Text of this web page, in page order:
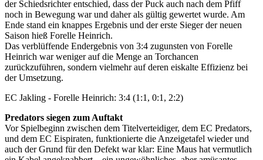
der Schiedsrichter entschied, dass der Puck auch nach dem Pfiff
noch in Bewegung war und daher als gültig gewertet wurde. Am
Ende stand ein knappes Ergebnis und der erste Sieger der neuen
Saison hieß Forelle Heinrich.
Das verblüffende Endergebnis von 3:4 zugunsten von Forelle
Heinrich war weniger auf die Menge an Torchancen
zurückzuführen, sondern vielmehr auf deren eiskalte Effizienz bei
der Umsetzung.
EC Jakling - Forelle Heinrich: 3:4 (1:1, 0:1, 2:2)
Predators siegen zum Auftakt
Vor Spielbeginn zwischen dem Titelverteidiger, dem EC Predators,
und dem EC Eispiraten, funktionierte die Anzeigetafel wieder und
auch der Grund für den Defekt war klar: Eine Maus hat vermutlich